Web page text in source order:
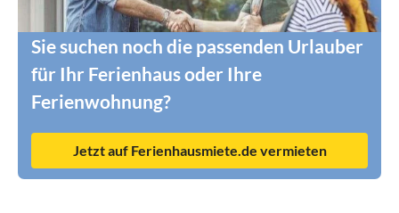
Sie suchen noch die passenden Urlauber
für Ihr Ferienhaus oder Ihre
Ferienwohnung?
Jetzt auf Ferienhausmiete.de vermieten